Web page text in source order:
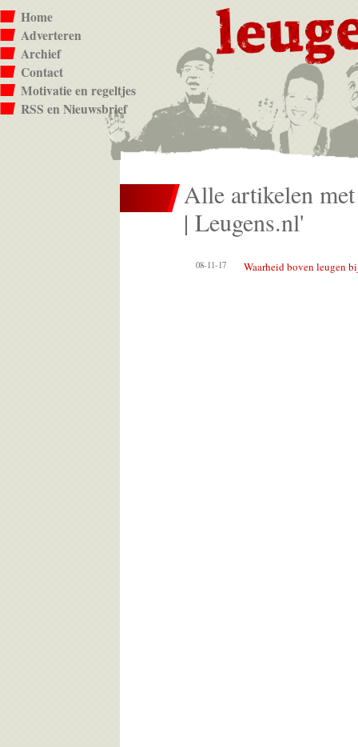
Home
Adverteren
Archief
Contact
Motivatie en regeltjes
RSS en Nieuwsbrief
Alle artikelen
| Leugens.nl'
08-11-17 Waarheid boven leugen